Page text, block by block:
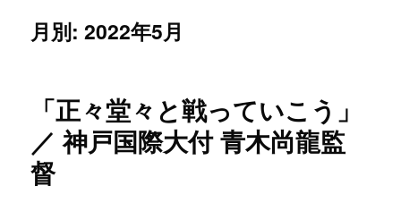
月別: 2022年5月
「正々堂々と戦っていこう」
／ 神戸国際大付 青木尚龍監
督